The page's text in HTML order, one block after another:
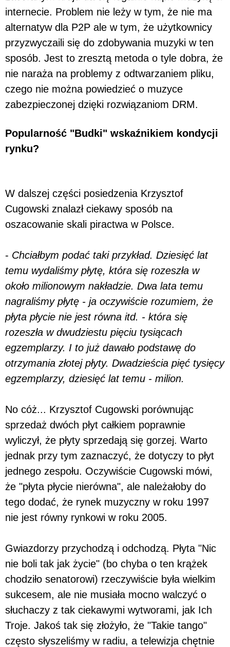
internecie. Problem nie leży w tym, że nie ma
alternatyw dla P2P ale w tym, że użytkownicy
przyzwyczaili się do zdobywania muzyki w ten
sposób. Jest to zresztą metoda o tyle dobra, że
nie naraża na problemy z odtwarzaniem pliku,
czego nie można powiedzieć o muzyce
zabezpieczonej dzięki rozwiązaniom DRM.
Popularność "Budki" wskaźnikiem kondycji
rynku?
W dalszej części posiedzenia Krzysztof
Cugowski znalazł ciekawy sposób na
oszacowanie skali piractwa w Polsce.
- Chciałbym podać taki przykład. Dziesięć lat
temu wydaliśmy płytę, która się rozeszła w
około milionowym nakładzie. Dwa lata temu
nagraliśmy płytę - ja oczywiście rozumiem, że
płyta płycie nie jest równa itd. - która się
rozeszła w dwudziestu pięciu tysiącach
egzemplarzy. I to już dawało podstawę do
otrzymania złotej płyty. Dwadzieścia pięć tysięcy
egzemplarzy, dziesięć lat temu - milion.
No cóż... Krzysztof Cugowski porównując
sprzedaż dwóch płyt całkiem poprawnie
wyliczył, że płyty sprzedają się gorzej. Warto
jednak przy tym zaznaczyć, że dotyczy to płyt
jednego zespołu. Oczywiście Cugowski mówi,
że "płyta płycie nierówna", ale należałoby do
tego dodać, że rynek muzyczny w roku 1997
nie jest równy rynkowi w roku 2005.
Gwiazdorzy przychodzą i odchodzą. Płyta "Nic
nie boli tak jak życie" (bo chyba o ten krążek
chodziło senatorowi) rzeczywiście była wielkim
sukcesem, ale nie musiała mocno walczyć o
słuchaczy z tak ciekawymi wytworami, jak Ich
Troje. Jakoś tak się złożyło, że "Takie tango"
często słyszeliśmy w radiu, a telewizja chętnie